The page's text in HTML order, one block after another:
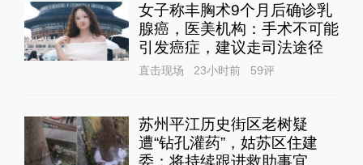
女子称丰胸术9个月后确诊乳
腺癌，医美机构：手术不可能
引发癌症，建议走司法途径
直击现场 23小时前 59评
苏州平江历史街区老树疑
遭“钻孔灌药”，姑苏区住建